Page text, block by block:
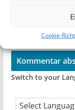
Cookie-
Switch to your